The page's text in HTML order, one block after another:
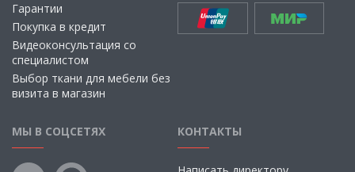
Гарантии
Покупка в кредит
Видеоконсультация со
специалистом
Выбор ткани для мебели без
визита в магазин
МЫ В СОЦСЕТЯХ КОНТАКТЫ